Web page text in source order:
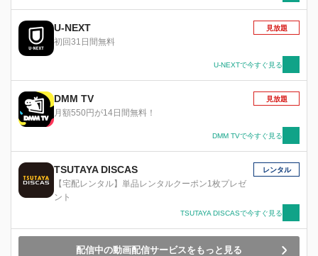
U-NEXT
初回31日間無料
見放題
U-NEXTで今すぐ見る
DMM TV
月額550円が14日間無料！
見放題
DMM TVで今すぐ見る
TSUTAYA DISCAS
【宅配レンタル】単品レンタルクーポン1枚プレゼ
ント
レンタル
TSUTAYA DISCASで今すぐ見る
配信中の動画配信サービスをもっと見る